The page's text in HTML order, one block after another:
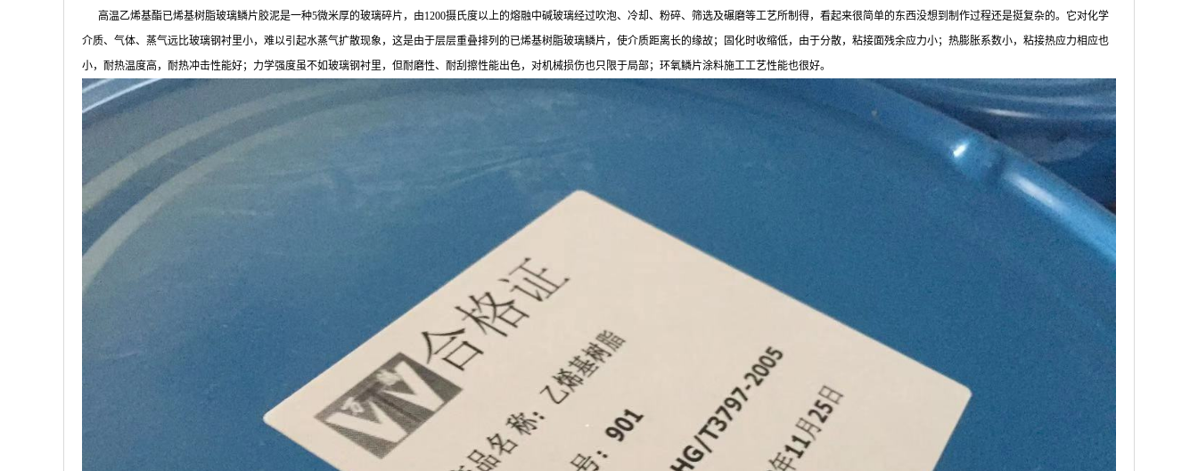
高温乙烯基酯已烯基树脂玻璃鳞片胶泥是一种5微米厚的玻璃碎片，由1200摄氏度以上的熔融中碱玻璃经过吹泡、冷却、粉碎、筛选及碾磨等工艺所制得，看起来很简单的东西没想到制作过程还是挺复杂的。它对化学
介质、气体、蒸气远比玻璃钢衬里小，难以引起水蒸气扩散现象，这是由于层层重叠排列的已烯基树脂玻璃鳞片，使介质距离长的缘故；固化时收缩低，由于分散，粘接面残余应力小；热膨胀系数小，粘接热应力相应也
小，耐热温度高，耐热冲击性能好；力学强度虽不如玻璃钢衬里，但耐磨性、耐刮擦性能出色，对机械损伤也只限于局部；环氧鳞片涂料施工工艺性能也很好。